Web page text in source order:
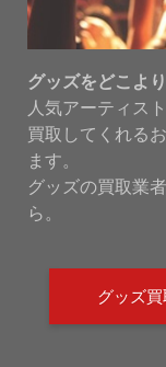
グッズをどこよ
人気アーティス
買取してくれる
ます。
グッズの買取業
ら。
グッズ